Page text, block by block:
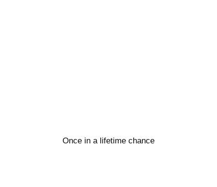
Once in a lifetime chance